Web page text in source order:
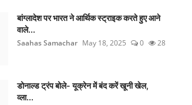
बांग्लादेश पर भारत ने आर्थिक स्ट्राइक करते हुए आने
वाले...
Saahas Samachar May 18, 2025 0 28
डोनाल्ड ट्रंप बोले- यूक्रेन में बंद करें खूनी खेल,
व्ला...